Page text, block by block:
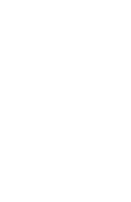
der
des
Folglich
Personen
im